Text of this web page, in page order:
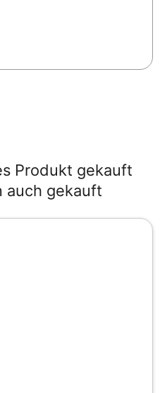
Produkt gekauft
auch gekauft